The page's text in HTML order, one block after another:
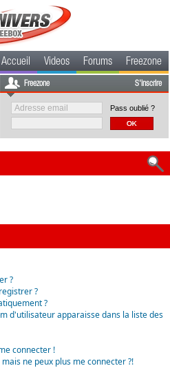
Accueil Videos Forums Freezone
Freezone S'inscrire
Pass oublié ?
?
?
?
d'utilisateur apparaisse dans la liste des
connecter !
ne peux plus me connecter ?!